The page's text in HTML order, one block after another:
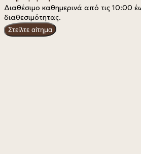
Διαθέσιμο καθημερινά από τις 10:00
διαθεσιμότητας.
Στείλτε αίτημα